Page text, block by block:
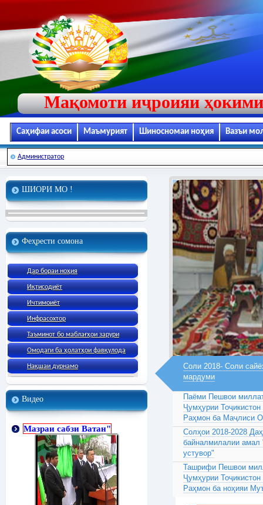
Мақомоти иҷроияи
Саҳифаи асоси Маъмурият Шиносномаи ноҳия Вазъи
Администратор
ШИОРИ МО !
Феҳрести сомона
Дар бораи ноҳия
Иқтисодиёт
Ичтимоиёт
Инфрасохтор
Таъминот бо маблағҳои зарури
Омодаги ба ҳолатҳои фавқулода
Нақшаи дурнамо
Видео
Мазраи сабзи Ватан"
Соли 2018- Соли
мардуми
Паёми Пешвои
Ҷумҳурии
Раҳмон ба Маҷлиси
Солҳои 2018-2028
байналмилалии
устувор"
Ташрифи Пешвои
Ҷумҳурии
Раҳмон ба ноҳияи